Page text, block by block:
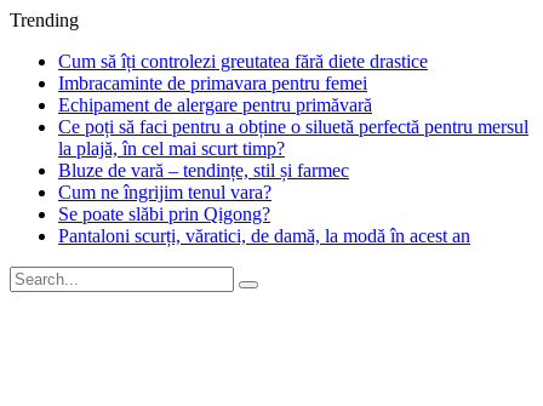
Trending
Cum să îți controlezi greutatea fără diete drastice
Imbracaminte de primavara pentru femei
Echipament de alergare pentru primăvară
Ce poți să faci pentru a obține o siluetă perfectă pentru mersul
la plajă, în cel mai scurt timp?
Bluze de vară – tendințe, stil și farmec
Cum ne îngrijim tenul vara?
Se poate slăbi prin Qigong?
Pantaloni scurți, văratici, de damă, la modă în acest an